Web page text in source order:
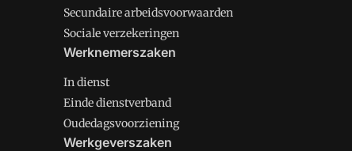
Secundaire arbeidsvoorwaarden
Sociale verzekeringen
Werknemerszaken
In dienst
Einde dienstverband
Oudedagsvoorziening
Werkgeverszaken